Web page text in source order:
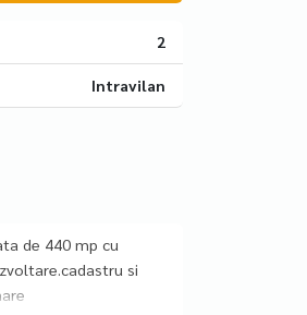
2
Intravilan
de 440 mp cu
si